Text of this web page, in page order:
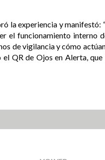
la experiencia y
el funcionamiento interno
de vigilancia y cómo
QR de Ojos en Alerta,